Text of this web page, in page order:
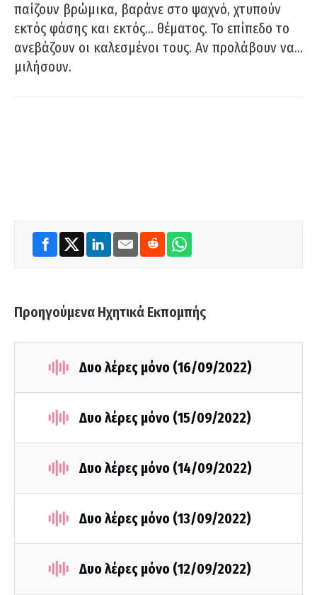
παίζουν βρώμικα, βαράνε στο ψαχνό, χτυπούν
εκτός φάσης και εκτός… θέματος. Το επίπεδο το
ανεβάζουν οι καλεσμένοι τους. Αν προλάβουν να…
μιλήσουν.
Προηγούμενα Ηχητικά Εκπομπής
Δυο λέρες μόνο (16/09/2022)
Δυο λέρες μόνο (15/09/2022)
Δυο λέρες μόνο (14/09/2022)
Δυο λέρες μόνο (13/09/2022)
Δυο λέρες μόνο (12/09/2022)